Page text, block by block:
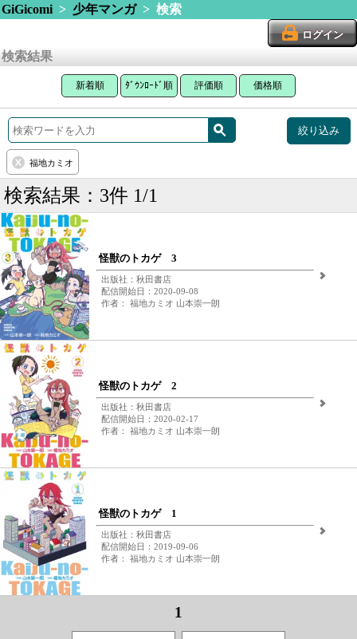
GiGicomi> 少年マンガ> 検索
ログイン
検索結果
新着順 ﾀﾞｳﾝﾛｰﾄﾞ順 評価順 価格順
絞り込み
福地カミオ
検索結果：3件 1/1
怪獣のトカゲ 3
出版社：秋田書店
配信開始日：2020-09-08
作者： 福地カミオ 山本崇一朗
怪獣のトカゲ 2
出版社：秋田書店
配信開始日：2020-02-17
作者： 福地カミオ 山本崇一朗
怪獣のトカゲ 1
出版社：秋田書店
配信開始日：2019-09-06
作者： 福地カミオ 山本崇一朗
1